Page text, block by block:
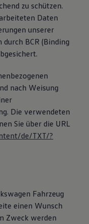
zu schützen.
Daten
unserer
durch BCR (Binding
nach Weisung
Die verwendeten
Sie über die URL
de/TXT/?
Fahrzeug
einen Wunsch
Zweck werden